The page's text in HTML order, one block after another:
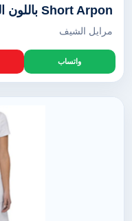
Short Arpon باللون الدنيم
مرايل الشيف
واتساب